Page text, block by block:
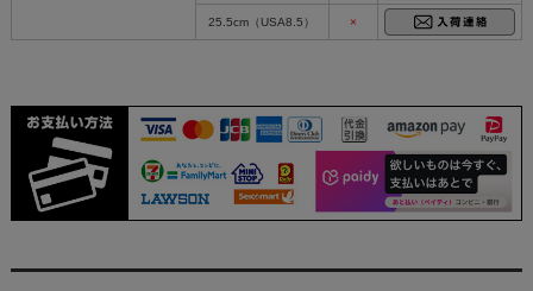
25.5cm（USA8.5） ×